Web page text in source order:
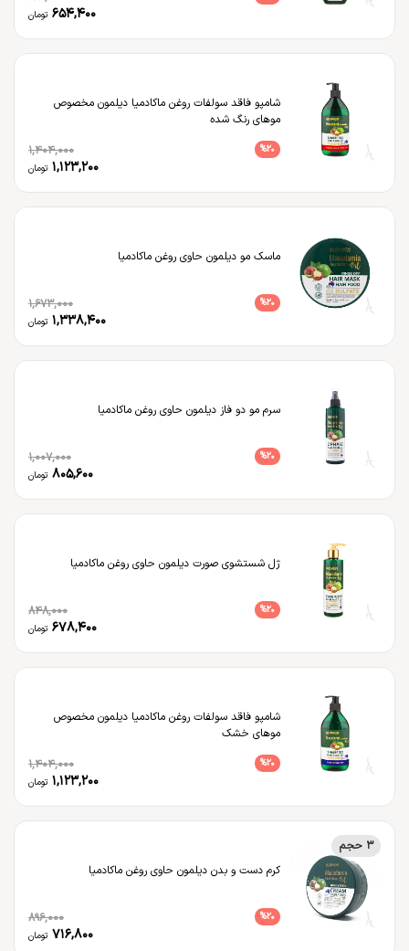
654,400 تومان
شامپو فاقد سولفات روغن ماکادمیا دیلمون مخصوص
موهای رنگ شده
1,404,000
%20
1,123,200 تومان
ماسک مو دیلمون حاوی روغن ماکادمیا
1,673,000 %20
1,338,400 تومان
سرم مو دو فاز دیلمون حاوی روغن ماکادمیا
1,007,000 %20
805,600 تومان
ژل شستشوی صورت دیلمون حاوی روغن ماکادمیا
848,000 %20
678,400 تومان
شامپو فاقد سولفات روغن ماکادمیا دیلمون مخصوص
موهای خشک
1,404,000
%20
1,123,200 تومان
3 حجم
کرم دست و بدن دیلمون حاوی روغن ماکادمیا
896,000 %20
716,800 تومان